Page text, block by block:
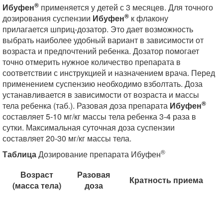
Ибуфен® применяется у детей с 3 месяцев. Для точного
дозирования суспензии Ибуфен® к флакону
прилагается шприц-дозатор. Это дает возможность
выбрать наиболее удобный вариант в зависимости от
возраста и предпочтений ребенка. Дозатор помогает
точно отмерить нужное количество препарата в
соответствии с инструкцией и назначением врача. Перед
применением суспензию необходимо взболтать. Доза
устанавливается в зависимости от возраста и массы
тела ребенка (таб.). Разовая доза препарата Ибуфен®
составляет 5-10 мг/кг массы тела ребенка 3-4 раза в
сутки. Максимальная суточная доза суспензии
составляет 20-30 мг/кг массы тела.
ТаблицаДозирование препарата Ибуфен®
Возраст
(масса тела)
Разовая
доза
Кратность приема